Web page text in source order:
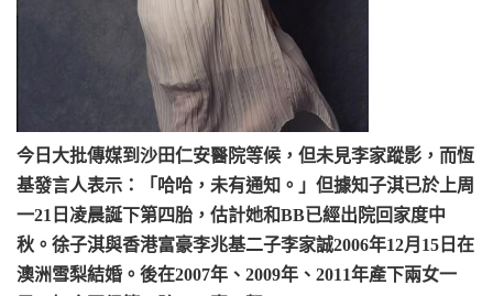
今日大批傳媒到沙田仁安醫院等候，但未見李家蹤影，而恆
基發言人表示：「哈哈，未有通知。」但據知子淇已於上周
一21日凌晨誕下第四胎，估計她和BB已經出院回家度中
秋。徐子淇與香港富豪李兆基二子李家誠2006年12月15日在
澳洲雪梨結婚。後在2007年、2009年、2011年產下兩女一